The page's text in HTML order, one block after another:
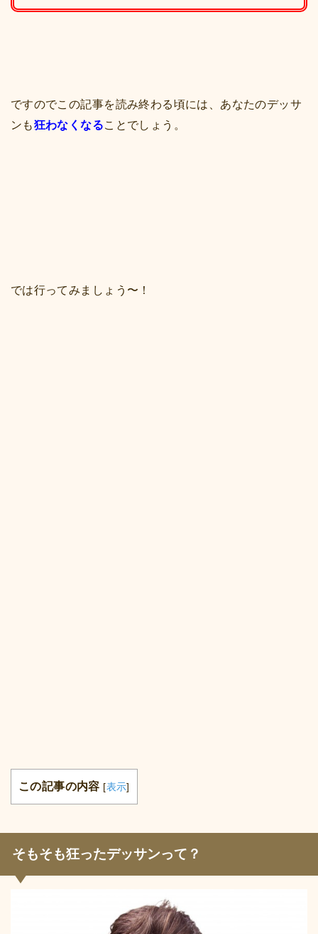
ですのでこの記事を読み終わる頃には、あなたのデッサ
ンも狂わなくなることでしょう。
では行ってみましょう〜！
この記事の内容 [表示]
そもそも狂ったデッサンって？